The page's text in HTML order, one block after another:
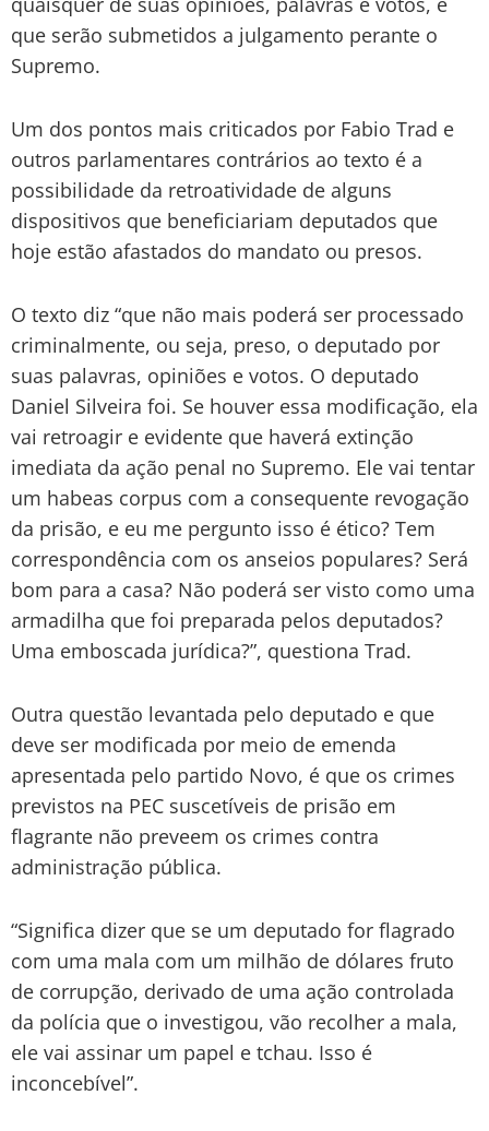
que serão submetidos a julgamento perante o
Supremo.
Um dos pontos mais criticados por Fabio Trad e
outros parlamentares contrários ao texto é a
possibilidade da retroatividade de alguns
dispositivos que beneficiariam deputados que
hoje estão afastados do mandato ou presos.
O texto diz “que não mais poderá ser processado
criminalmente, ou seja, preso, o deputado por
suas palavras, opiniões e votos. O deputado
Daniel Silveira foi. Se houver essa modificação, ela
vai retroagir e evidente que haverá extinção
imediata da ação penal no Supremo. Ele vai tentar
um habeas corpus com a consequente revogação
da prisão, e eu me pergunto isso é ético? Tem
correspondência com os anseios populares? Será
bom para a casa? Não poderá ser visto como uma
armadilha que foi preparada pelos deputados?
Uma emboscada jurídica?”, questiona Trad.
Outra questão levantada pelo deputado e que
deve ser modificada por meio de emenda
apresentada pelo partido Novo, é que os crimes
previstos na PEC suscetíveis de prisão em
flagrante não preveem os crimes contra
administração pública.
“Significa dizer que se um deputado for flagrado
com uma mala com um milhão de dólares fruto
de corrupção, derivado de uma ação controlada
da polícia que o investigou, vão recolher a mala,
ele vai assinar um papel e tchau. Isso é
inconcebível”.